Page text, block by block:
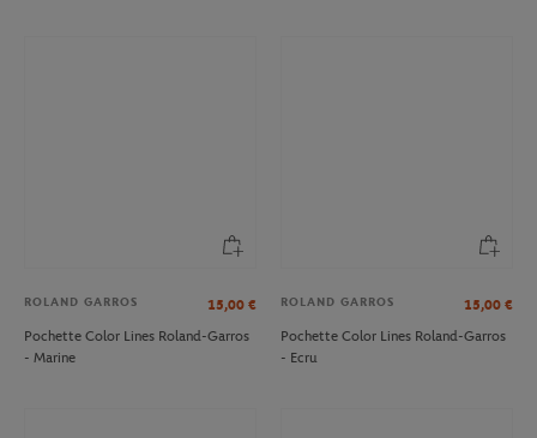
ROLAND GARROS 15,00 €
Pochette Color Lines Roland-Garros
- Marine
ROLAND GARROS 15,00 €
Pochette Color Lines Roland-Garros
- Ecru